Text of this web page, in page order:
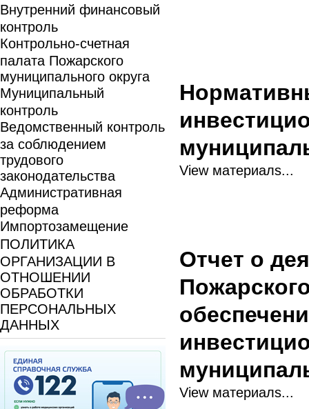
Внутренний финансовый
контроль
Контрольно-счетная
палата Пожарского
муниципального округа
Муниципальный
контроль
Ведомственный контроль
за соблюдением
трудового
законодательства
Административная
реформа
Импортозамещение
ПОЛИТИКА
ОРГАНИЗАЦИИ В
ОТНОШЕНИИ
ОБРАБОТКИ
ПЕРСОНАЛЬНЫХ
ДАННЫХ
View материалs...
Отчет о
View материалs...